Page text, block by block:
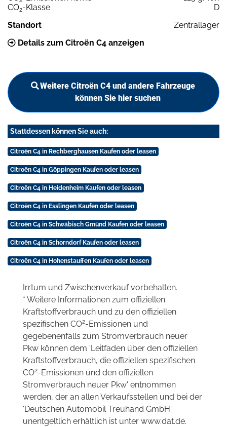
CO2-Klasse
D
Standort
Zentrallager
Details zum Citroën C4 anzeigen
Weitere Citroën C4 und andere Fahrzeuge
können Sie hier suchen
Stattdessen können Sie auch:
Citroën C4 in Rechberghausen Kaufen oder leasen
Citroën C4 in Göppingen Kaufen oder leasen
Citroën C4 in Heidenheim Kaufen oder leasen
Citroën C4 in Esslingen Kaufen oder leasen
Citroën C4 in Schwäbisch Gmünd Kaufen oder leasen
Citroën C4 in Schorndorf Kaufen oder leasen
Citroën C4 in Hohenstauffen Kaufen oder leasen
Irrtum und Zwischenverkauf vorbehalten.
* Weitere Informationen zum offiziellen
Kraftstoffverbrauch und zu den offiziellen
spezifischen CO2-Emissionen und
gegebenenfalls zum Stromverbrauch neuer
Pkw können dem 'Leitfaden über den offiziellen
Kraftstoffverbrauch, die offiziellen spezifischen
CO2-Emissionen und den offiziellen
Stromverbrauch neuer Pkw' entnommen
werden, der an allen Verkaufsstellen und bei der
'Deutschen Automobil Treuhand GmbH'
unentgeltlich erhältlich ist unter www.dat.de.